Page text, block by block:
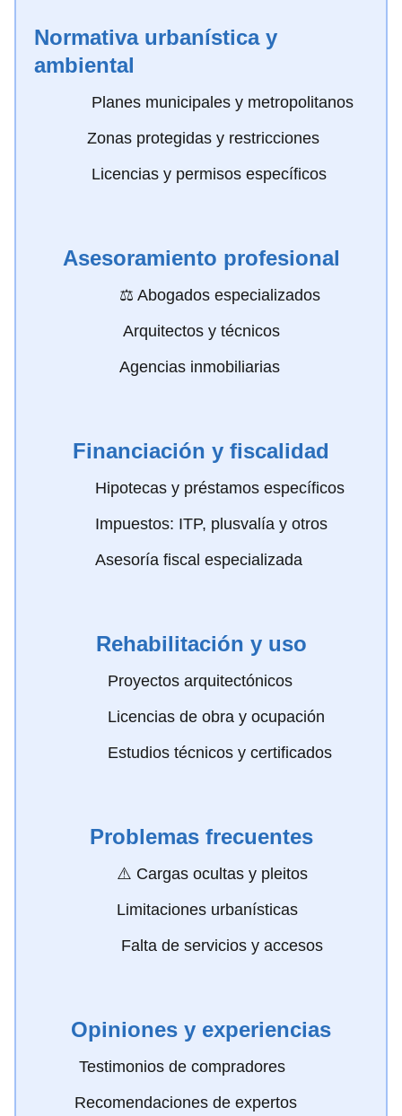
Normativa urbanística y
ambiental
️ Planes municipales y metropolitanos
Zonas protegidas y restricciones
️ Licencias y permisos específicos
Asesoramiento profesional
‍⚖️ Abogados especializados
️ Arquitectos y técnicos
Agencias inmobiliarias
Financiación y fiscalidad
Hipotecas y préstamos específicos
Impuestos: ITP, plusvalía y otros
Asesoría fiscal especializada
Rehabilitación y uso
Proyectos arquitectónicos
Licencias de obra y ocupación
Estudios técnicos y certificados
Problemas frecuentes
⚠️ Cargas ocultas y pleitos
Limitaciones urbanísticas
️ Falta de servicios y accesos
Opiniones y experiencias
️ Testimonios de compradores
Recomendaciones de expertos